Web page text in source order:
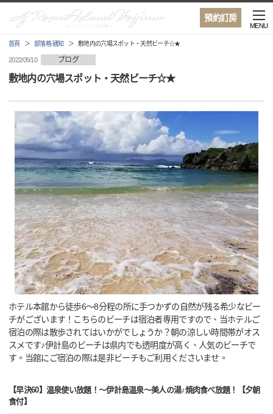
預約訂房
MENU
首頁 部落格·通知 敷地内の穴場スポット・天然ビーチ☆★
2022/05/10 ブログ
敷地内の穴場スポット・天然ビーチ☆★
ホテル本館から徒歩6～8分程の所に手つかずの自然が残る希少なビー
チがございます！こちらのビーチは宿泊者専用ですので、当ホテルご
宿泊の際は散歩されてはいかがでしょうか？朝の涼しい時間帯がオス
スメです♪伊計島のビーチは県内でも透明度が高く、人気のビーチで
す。当館にご宿泊の際は是非ビーチもご利用くださいませ。
【早決60】温泉使い放題！～伊計島温泉～美人の湯♪焼肉食べ放題！【夕朝
食付】